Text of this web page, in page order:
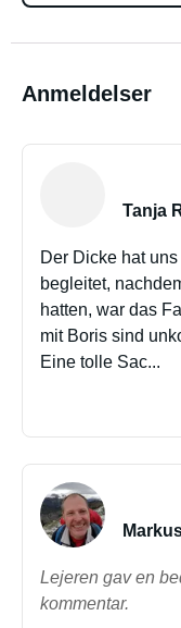
Anmeldelser
Tanja
Der Dicke hat
begleitet,
hatten, war das
mit Boris sind
Eine tolle Sac...
Lejeren gav en
kommentar.